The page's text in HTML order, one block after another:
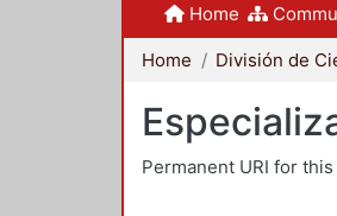
Home
Home
Permanent URI for